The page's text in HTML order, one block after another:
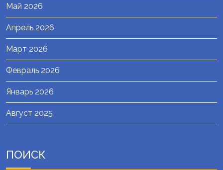
Май 2026
Апрель 2026
Март 2026
Февраль 2026
Январь 2026
Август 2025
ПОИСК